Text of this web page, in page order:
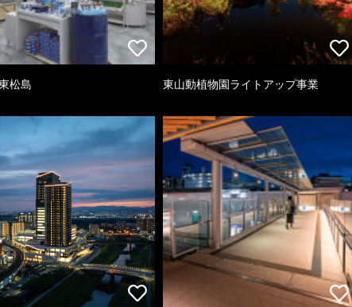
松島 東山動植物園ライトアップ事業